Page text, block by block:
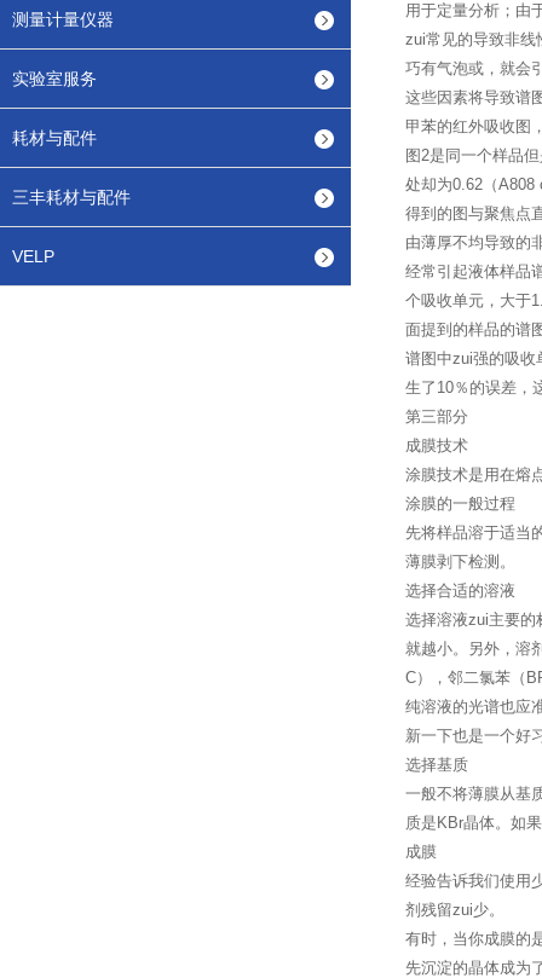
测量计量仪器
实验室服务
耗材与配件
三丰耗材与配件
VELP
用于定量分析；由
zui常见的导致非线
巧有气泡或，就会
这些因素将导致谱
甲苯的红外吸收图
图2是同一个样品
处却为0.62（A808
得到的图与聚焦点
由薄厚不均导致的
经常引起液体样品
个吸收单元，大于
面提到的样品的谱
谱图中zui强的吸收
生了10％的误差，
第三部分
成膜技术
涂膜技术是用在熔
涂膜的一般过程
先将样品溶于适当
薄膜剥下检测。
选择合适的溶液
选择溶液zui主要的
就越小。另外，溶
C），邻二氯苯（
纯溶液的光谱也应
新一下也是一个好
选择基质
一般不将薄膜从基
质是KBr晶体。如
成膜
经验告诉我们使用
剂残留zui少。
有时，当你成膜的
先沉淀的晶体成为